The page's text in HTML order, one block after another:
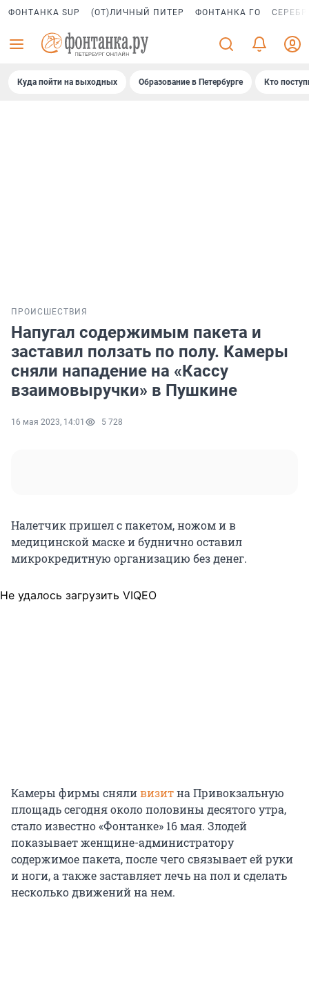
ФОНТАНКА SUP (ОТ)ЛИЧНЫЙ ПИТЕР ФОНТАНКА ГО
Куда пойти на выходных Образование в Петербурге Кто
ПРОИСШЕСТВИЯ
Напугал содержимым пакета и
заставил ползать по полу. Камеры
сняли нападение на «Кассу
взаимовыручки» в Пушкине
16 мая 2023, 14:01 5 728
Налетчик пришел с пакетом, ножом и в
медицинской маске и буднично оставил
микрокредитную организацию без денег.
Не удалось загрузить VIQEO
Камеры фирмы сняливизитна Привокзальную
площадь сегодня около половины десятого утра,
стало известно «Фонтанке» 16 мая. Злодей
показывает женщине-администратору
содержимое пакета, после чего связывает ей руки
и ноги, а также заставляет лечь на пол и сделать
несколько движений на нем.